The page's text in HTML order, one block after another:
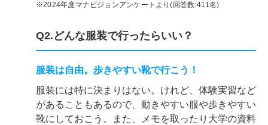
※2024年度マナビジョンアンケートより(回答数:411名)
Q2.どんな服装で行ったらいい？
服装は自由。歩きやすい靴で行こう！
服装には特に決まりはない。けれど、体験実習など
があることもあるので、動きやすい服や歩きやすい
靴にしておこう。また、メモを取ったり大学の資料